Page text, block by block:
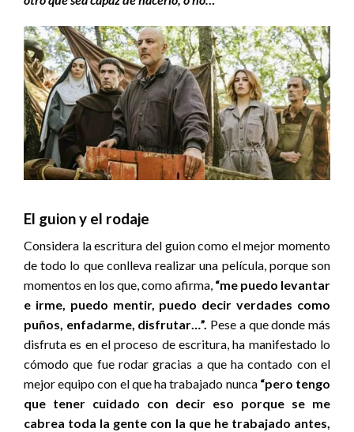
El guion y el rodaje
Considera la escritura del guion como el mejor momento
de todo lo que conlleva realizar una película, porque son
momentos en los que, como afirma, “me puedo levantar
e irme, puedo mentir, puedo decir verdades como
puños, enfadarme, disfrutar…”. Pese a que donde más
disfruta es en el proceso de escritura, ha manifestado lo
cómodo que fue rodar gracias a que ha contado con el
mejor equipo con el que ha trabajado nunca“pero tengo
que tener cuidado con decir eso porque se me
cabrea toda la gente con la que he trabajado antes,